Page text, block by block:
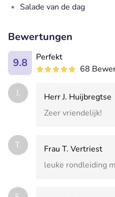
Salade van de dag
Bewertungen
9.8
Perfekt
68
J.
Herr J. Huijbregtse
Zeer vriendelijk!
T.
Frau T. Vertriest
leuke rondleiding